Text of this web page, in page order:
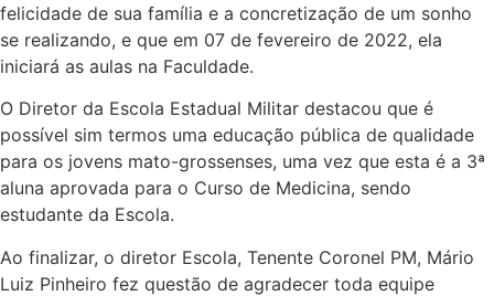
felicidade de sua família e a concretização de um sonho
se realizando, e que em 07 de fevereiro de 2022, ela
iniciará as aulas na Faculdade.
O Diretor da Escola Estadual Militar destacou que é
possível sim termos uma educação pública de qualidade
para os jovens mato-grossenses, uma vez que esta é a 3ª
aluna aprovada para o Curso de Medicina, sendo
estudante da Escola.
Ao finalizar, o diretor Escola, Tenente Coronel PM, Mário
Luiz Pinheiro fez questão de agradecer toda equipe